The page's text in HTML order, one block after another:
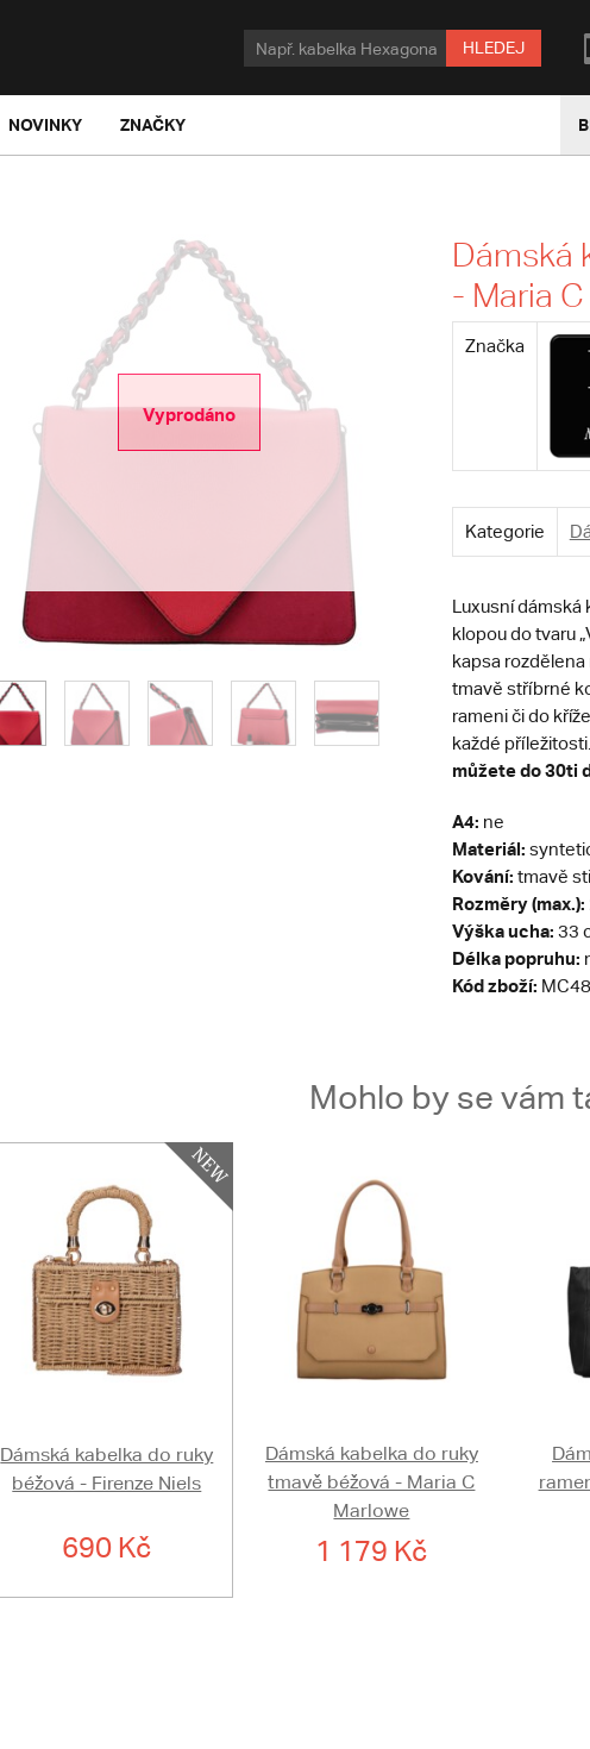
HLEDEJ
NOVINKY ZNAČKY
Vyprodáno
Dámská
- Maria
Značka
Kategorie
Luxusní dámská
klopou do tvaru
kapsa rozdělena
tmavě stříbrné
rameni či do
každé příležitosti.
můžete do 30ti
A4: ne
Materiál:
Kování: tmavě
Rozměry (max.):
Výška ucha: 33
Délka popruhu:
Kód zboží:
Mohlo by se vám
Dámská kabelka do ruky
béžová - Firenze Niels
690 Kč
Dámská kabelka do ruky
tmavě béžová - Maria C
Marlowe
1 179 Kč